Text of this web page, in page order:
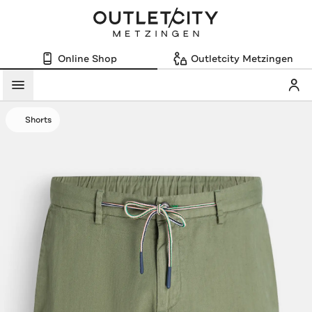
Online Shop Outletcity Metzingen
Menü
Shorts